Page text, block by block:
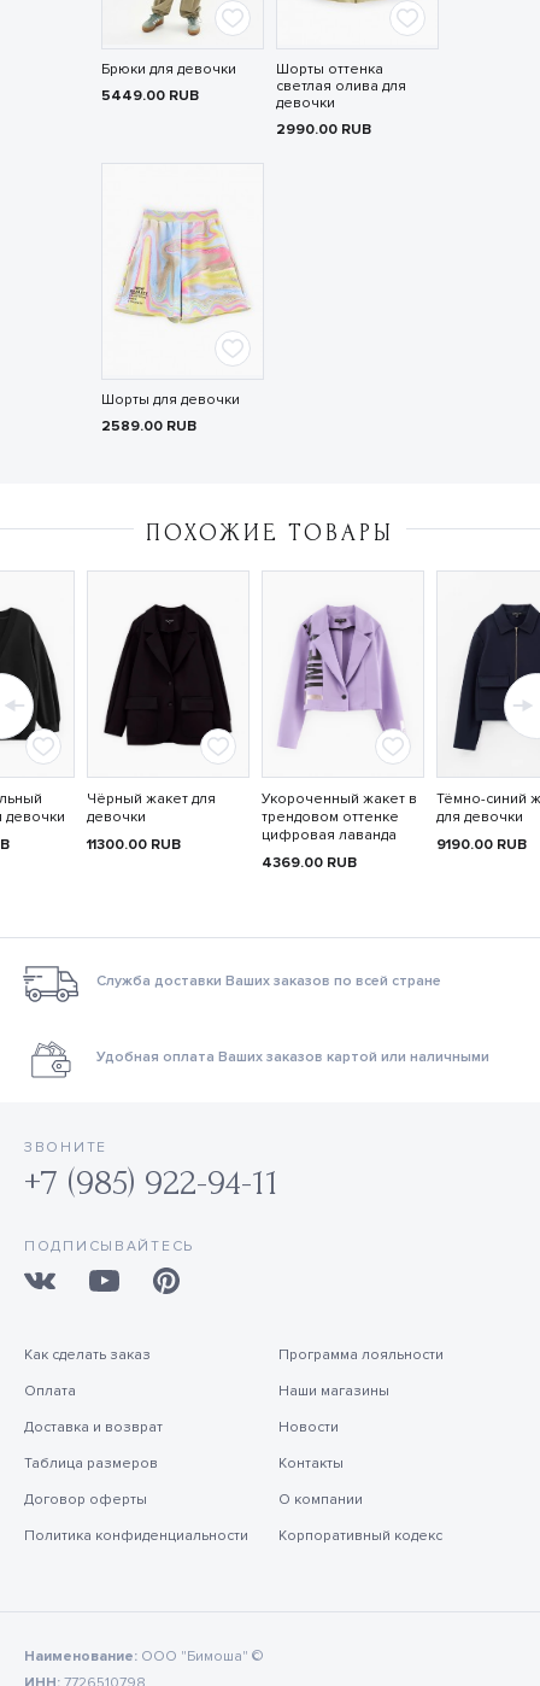
Брюки для девочки
5449.00 RUB
Шорты оттенка
светлая олива для
девочки
2990.00 RUB
Шорты для девочки
2589.00 RUB
ПОХОЖИЕ ТОВАРЫ
девочки
Чёрный жакет для
девочки
11300.00 RUB
Укороченный жакет в
трендовом оттенке
цифровая лаванда
4369.00 RUB
Тёмно-синий
для девочки
9190.00 RUB
Служба доставки Ваших заказов по всей стране
Удобная оплата Ваших заказов картой или наличными
ЗВОНИТЕ
+7 (985) 922-94-11
ПОДПИСЫВАЙТЕСЬ
Как сделать заказ
Оплата
Доставка и возврат
Таблица размеров
Договор оферты
Политика конфиденциальности
Программа лояльности
Наши магазины
Новости
Контакты
О компании
Корпоративный кодекс
Наименование: ООО "Бимоша" ©